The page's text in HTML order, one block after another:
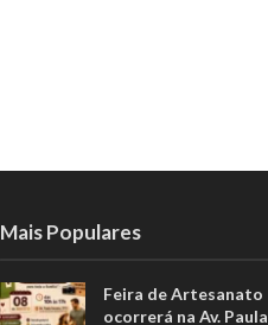
Mais Populares
Feira de Artesanato
ocorrerá na Av. Paula